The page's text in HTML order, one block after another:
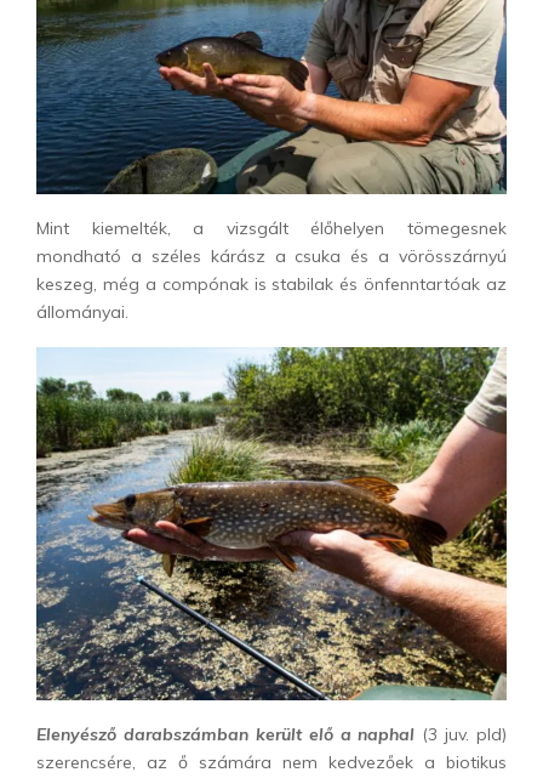
Mint kiemelték, a vizsgált élőhelyen tömegesnek
mondható a széles kárász a csuka és a vörösszárnyú
keszeg, még a compónak is stabilak és önfenntartóak az
állományai.
Elenyésző darabszámban került elő a naphal (3 juv. pld)
szerencsére, az ő számára nem kedvezőek a biotikus